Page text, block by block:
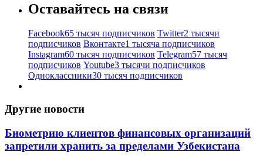
Оставайтесь на связи
Facebook65 тысяч подписчиков Twitter2 тысячи
подписчиков Вконтакте1 тысяча подписчиков
Instagram60 тысяч подписчиков Telegram57 тысяч
подписчиков Youtube3 тысячи подписчиков
Одноклассники30 тысяч подписчиков
Другие новости
Биометрию клиентов финансовых организаций
запретили хранить за пределами Узбекистана